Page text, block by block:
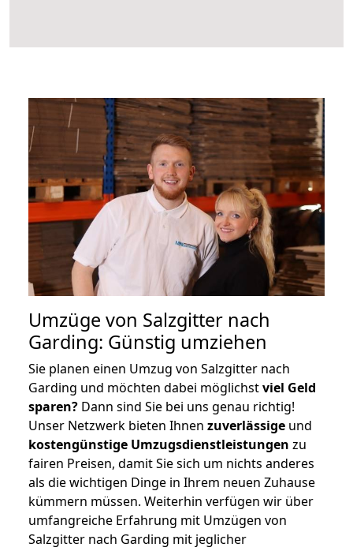
Umzüge von Salzgitter nach
Garding: Günstig umziehen
Sie planen einen Umzug von Salzgitter nach
Garding und möchten dabei möglichstviel Geld
sparen? Dann sind Sie bei uns genau richtig!
Unser Netzwerk bieten Ihnen zuverlässige und
kostengünstige Umzugsdienstleistungen zu
fairen Preisen, damit Sie sich um nichts anderes
als die wichtigen Dinge in Ihrem neuen Zuhause
kümmern müssen. Weiterhin verfügen wir über
umfangreiche Erfahrung mit Umzügen von
Salzgitter nach Garding mit jeglicher